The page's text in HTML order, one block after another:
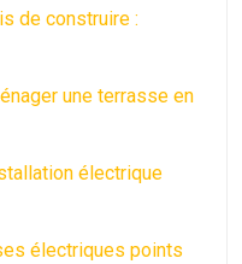
de construire :
une terrasse en
électrique
électriques points